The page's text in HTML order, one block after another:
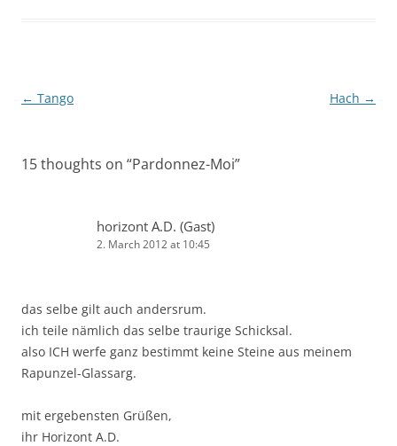
Post
← Tango Hach →
15 thoughts on “Pardonnez-Moi”
horizont A.D. (Gast)
2. March 2012 at 10:45
das selbe gilt auch andersrum.
ich teile nämlich das selbe traurige Schicksal.
also ICH werfe ganz bestimmt keine Steine aus meinem
Rapunzel-Glassarg.
mit ergebensten Grüßen,
ihr Horizont A.D.